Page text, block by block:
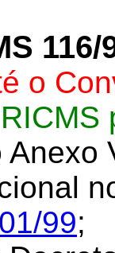
116/
o
Anexo
01/99;